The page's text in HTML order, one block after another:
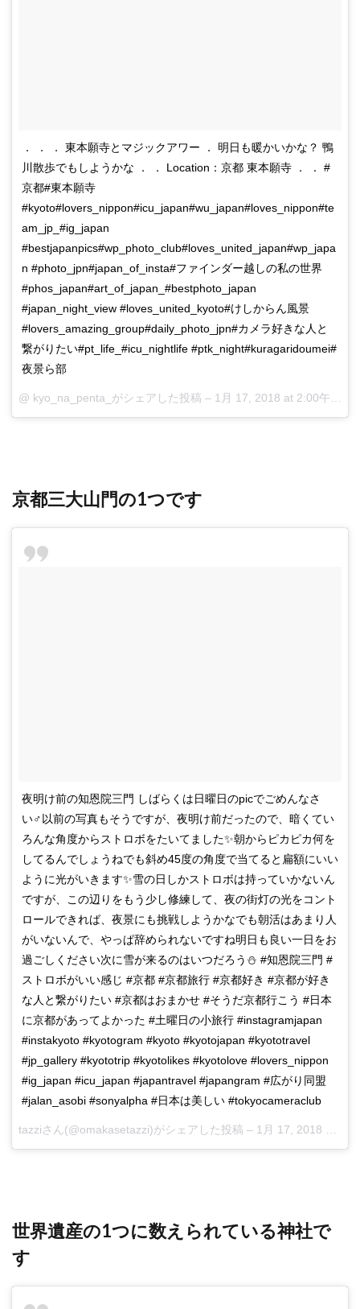
． ． ． 東本願寺とマジックアワー ． 明日も暖かいかな？ 鴨
川散歩でもしようかな ． ． Location：京都 東本願寺 ． ． #
京都#東本願寺
#kyoto#lovers_nippon#icu_japan#wu_japan#loves_nippon#te
am_jp_#ig_japan
#bestjapanpics#wp_photo_club#loves_united_japan#wp_japa
n #photo_jpn#japan_of_insta#ファインダー越しの私の世界
#phos_japan#art_of_japan_#bestphoto_japan
#japan_night_view #loves_united_kyoto#けしからん風景
#lovers_amazing_group#daily_photo_jpn#カメラ好きな人と
繋がりたい#pt_life_#icu_nightlife #ptk_night#kuragaridoumei#
夜景ら部
@ kyo_na_penta_がシェアした投稿 – 1月 17, 2018 at 2:00午前 PST
京都三大山門の1つです
夜明け前の知恩院三門 しばらくは日曜日のpicでごめんなさ
い‍♂️以前の写真もそうですが、夜明け前だったので、暗くてい
ろんな角度からストロボをたいてました✨朝からピカピカ何を
してるんでしょうねでも斜め45度の角度で当てると扁額にいい
ように光がいきます✨雪の日しかストロボは持っていかないん
ですが、この辺りをもう少し修練して、夜の街灯の光をコント
ロールできれば、夜景にも挑戦しようかなでも朝活はあまり人
がいないんで、やっぱ辞められないですね明日も良い一日をお
過ごしください次に雪が来るのはいつだろう⛄️ #知恩院三門 #
ストロボがいい感じ #京都 #京都旅行 #京都好き #京都が好き
な人と繋がりたい #京都はおまかせ #そうだ京都行こう #日本
に京都があってよかった #土曜日の小旅行 #instagramjapan
#instakyoto #kyotogram #kyoto #kyotojapan #kyototravel
#jp_gallery #kyototrip #kyotolikes #kyotolove #lovers_nippon
#ig_japan #icu_japan #japantravel #japangram #広がり同盟
#jalan_asobi #sonyalpha #日本は美しい #tokyocameraclub
tazziさん(@omakasetazzi)がシェアした投稿 – 1月 17, 2018 at 1:07午前 PST
世界遺産の1つに数えられている神社で
す